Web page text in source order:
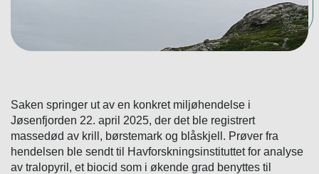
Saken springer ut av en konkret miljøhendelse i
Jøsenfjorden 22. april 2025, der det ble registrert
massedød av krill, børstemark og blåskjell. Prøver fra
hendelsen ble sendt til Havforskningsinstituttet for analyse
av tralopyril, et biocid som i økende grad benyttes til